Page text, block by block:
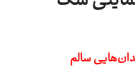
سالم